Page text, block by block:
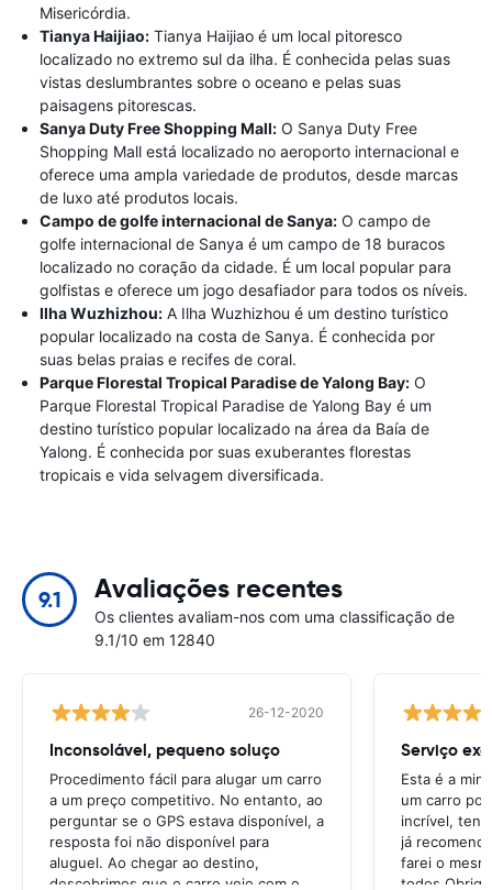
Misericórdia.
Tianya Haijiao: Tianya Haijiao é um local pitoresco
localizado no extremo sul da ilha. É conhecida pelas suas
vistas deslumbrantes sobre o oceano e pelas suas
paisagens pitorescas.
Sanya Duty Free Shopping Mall: O Sanya Duty Free
Shopping Mall está localizado no aeroporto internacional e
oferece uma ampla variedade de produtos, desde marcas
de luxo até produtos locais.
Campo de golfe internacional de Sanya: O campo de
golfe internacional de Sanya é um campo de 18 buracos
localizado no coração da cidade. É um local popular para
golfistas e oferece um jogo desafiador para todos os níveis.
Ilha Wuzhizhou: A Ilha Wuzhizhou é um destino turístico
popular localizado na costa de Sanya. É conhecida por
suas belas praias e recifes de coral.
Parque Florestal Tropical Paradise de Yalong Bay: O
Parque Florestal Tropical Paradise de Yalong Bay é um
destino turístico popular localizado na área da Baía de
Yalong. É conhecida por suas exuberantes florestas
tropicais e vida selvagem diversificada.
9.1 Avaliações recentes
Os clientes avaliam-nos com uma classificação de
9.1/10 em 12840
26-12-2020
Inconsolável, pequeno soluço
Procedimento fácil para alugar um carro
a um preço competitivo. No entanto, ao
perguntar se o GPS estava disponível, a
resposta foi não disponível para
aluguel. Ao chegar ao destino,
descobrimos que o carro veio com o
Serviço
Esta é a
um carro
incrível,
já
farei o